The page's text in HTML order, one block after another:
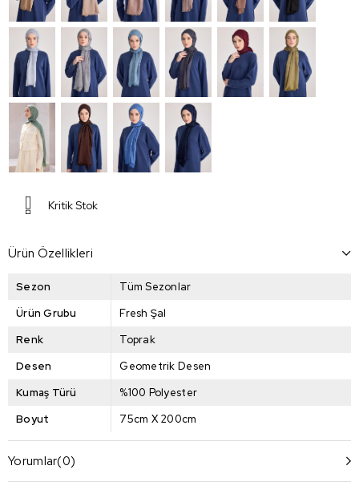
Kritik Stok
Ürün Özellikleri
Sezon
Tüm Sezonlar
Ürün Grubu
Fresh Şal
Renk
Toprak
Desen
Geometrik Desen
Kumaş Türü
%100 Polyester
Boyut
75cm X 200cm
Yorumlar(0)